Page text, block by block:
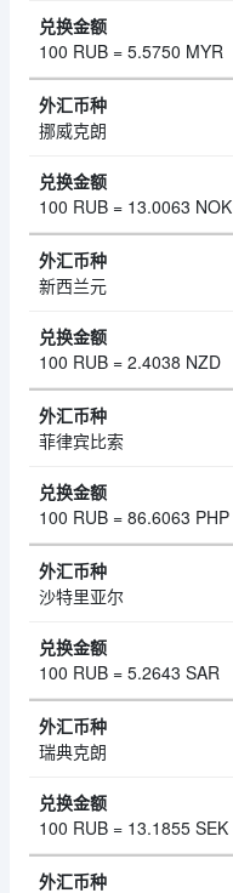
100 RUB = 5.5750 MYR
挪威克朗
100 RUB = 13.0063 NOK
新西兰元
100 RUB = 2.4038 NZD
菲律宾比索
100 RUB = 86.6063 PHP
沙特里亚尔
100 RUB = 5.2643 SAR
瑞典克朗
100 RUB = 13.1855 SEK